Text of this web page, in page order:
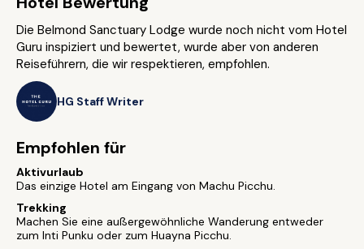
Die Belmond Sanctuary Lodge wurde noch nicht vom Hotel
Guru inspiziert und bewertet, wurde aber von anderen
Reiseführern, die wir respektieren, empfohlen.
HG Staff Writer
Empfohlen für
Aktivurlaub
Das einzige Hotel am Eingang von Machu Picchu.
Trekking
Machen Sie eine außergewöhnliche Wanderung entweder
zum Inti Punku oder zum Huayna Picchu.